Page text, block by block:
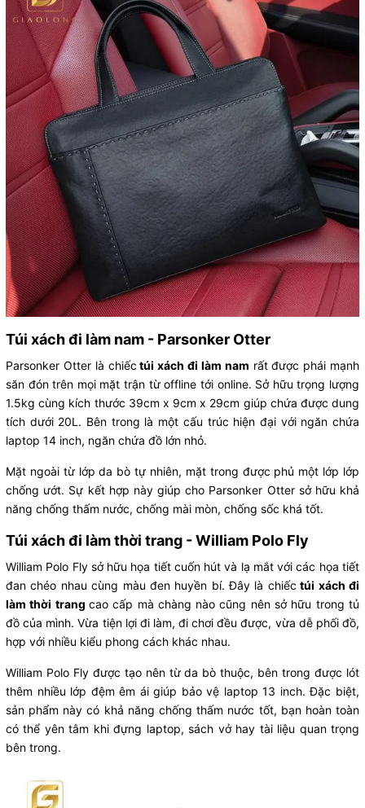
Túi xách đi làm nam - Parsonker Otter
Parsonker Otter là chiếc túi xách đi làm nam rất được phái mạnh
săn đón trên mọi mặt trận từ offline tới online. Sở hữu trọng lượng
1.5kg cùng kích thước 39cm x 9cm x 29cm giúp chứa được dung
tích dưới 20L. Bên trong là một cấu trúc hiện đại với ngăn chứa
laptop 14 inch, ngăn chứa đồ lớn nhỏ.
Mặt ngoài từ lớp da bò tự nhiên, mặt trong được phủ một lớp lớp
chống ướt. Sự kết hợp này giúp cho Parsonker Otter sở hữu khả
năng chống thấm nước, chống mài mòn, chống sốc khá tốt.
Túi xách đi làm thời trang - William Polo Fly
William Polo Fly sở hữu họa tiết cuốn hút và lạ mắt với các họa tiết
đan chéo nhau cùng màu đen huyền bí. Đây là chiếc túi xách đi
làm thời trang cao cấp mà chàng nào cũng nên sở hữu trong tủ
đồ của mình. Vừa tiện lợi đi làm, đi chơi đều được, vừa dễ phối đồ,
hợp với nhiều kiểu phong cách khác nhau.
William Polo Fly được tạo nên từ da bò thuộc, bên trong được lót
thêm nhiều lớp đệm êm ái giúp bảo vệ laptop 13 inch. Đặc biệt,
sản phẩm này có khả năng chống thấm nước tốt, bạn hoàn toàn
có thể yên tâm khi đựng laptop, sách vở hay tài liệu quan trọng
bên trong.